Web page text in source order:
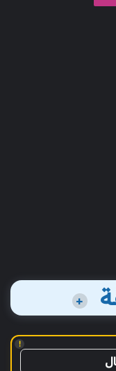
+
!